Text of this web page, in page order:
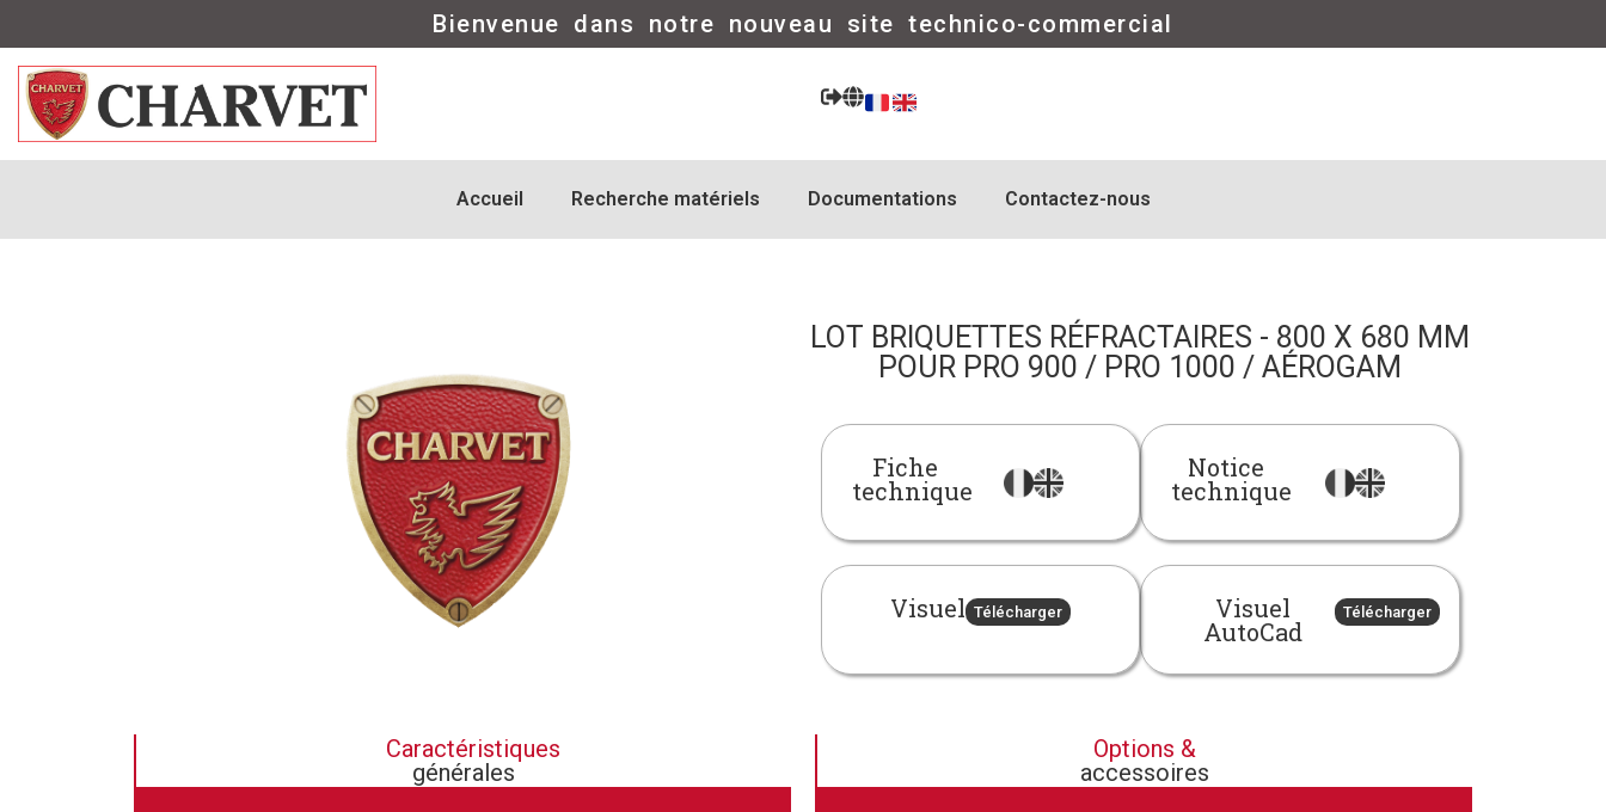
Bienvenue dans notre nouveau site technico-commercial
Accueil Recherche matériels Documentations Contactez-nous
LOT BRIQUETTES RÉFRACTAIRES - 800 X 680 MM
POUR PRO 900 / PRO 1000 / AÉROGAM
Fiche
technique
Notice
technique
Visuel Télécharger Visuel
AutoCad
Télécharger
Caractéristiques
générales
Options &
accessoires